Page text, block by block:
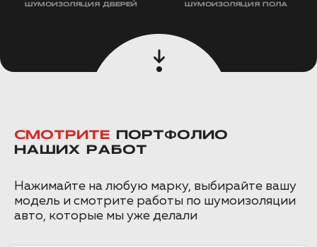
ШУМОИЗОЛЯЦИЯ ДВЕРЕЙ ШУМОИЗОЛЯЦИЯ ПОЛА
СМОТРИТЕ ПОРТФОЛИО
НАШИХ РАБОТ
Нажимайте на любую марку, выбирайте вашу
модель и смотрите работы по шумоизоляции
авто, которые мы уже делали